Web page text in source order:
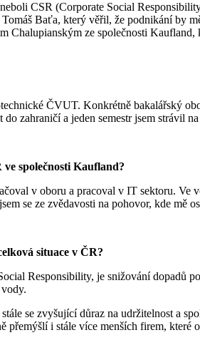
CSR (Corporate Social
Baťa, který věřil, že podnikání by
Chalupianským ze společnosti
ČVUT. Konkrétně bakalářský
zahraničí a jeden semestr jsem strávil
společnosti Kaufland?
v oboru a pracoval v IT sektoru.
se ze zvědavosti na pohovor, kde
situace v ČR?
Responsibility, je snižování dopadů
se zvyšující důraz na udržitelnost a
přemýšlí i stále více menších firem, které